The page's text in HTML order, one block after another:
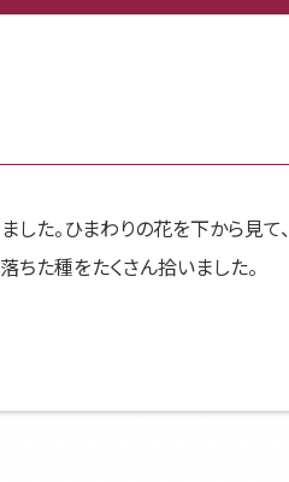
した。ひまわりの花を下から見て、
ちた種をたくさん拾いました。